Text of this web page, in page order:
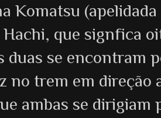
Komatsu (apelidada
que signfica
duas se encontram
no trem em direção
ambas se dirigiam